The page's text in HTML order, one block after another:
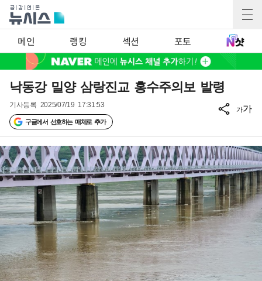
메인 랭킹 섹션 포토
낙동강 밀양 삼랑진교 홍수주의보 발령
기사등록 2025/07/19 17:31:53
구글에서 선호하는 매체로 추가
가가